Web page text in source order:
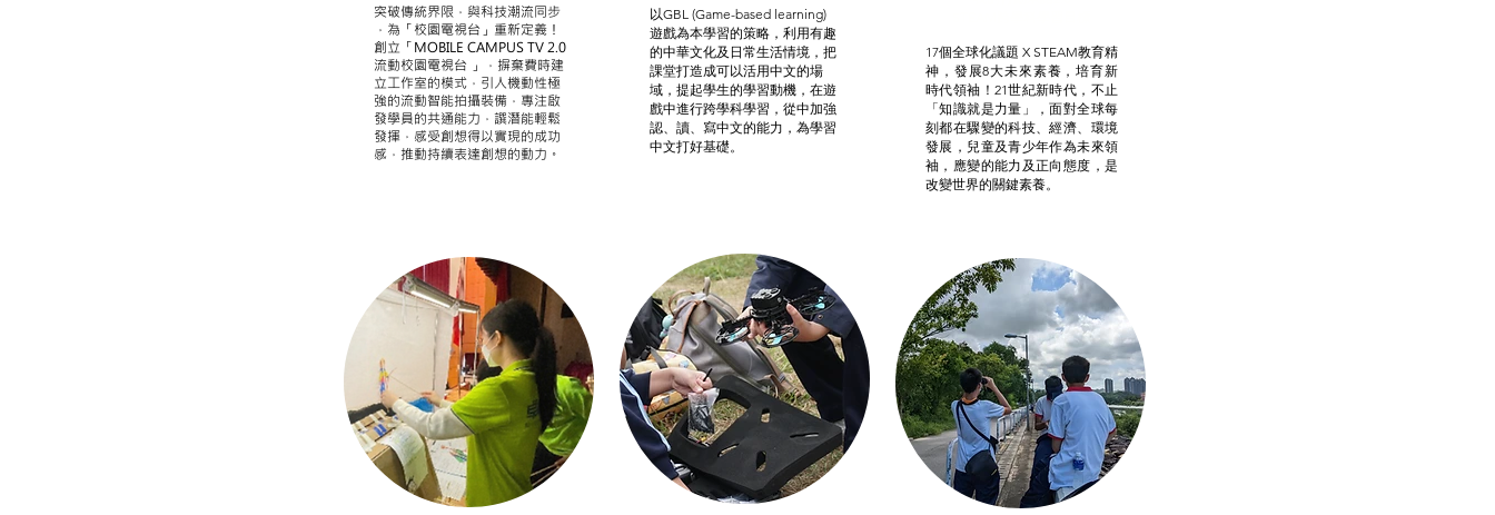
突破傳統界限，與科技潮流同步
，為「校園電視台」重新定義！
創立「MOBILE CAMPUS TV 2.0
流動校園電視台 」，摒棄費時建
立工作室的模式，引人機動性極
強的流動智能拍攝裝備，專注啟
發學員的共通能力，譔潛能輕鬆
發揮，感受創想得以實現的成功
感，推動持續表達創想的動力。
以GBL (Game-based learning)
遊戲為本學習的策略，利用有趣
的中華文化及日常生活情境，把
課堂打造成可以活用中文的場
域，提起學生的學習動機，在遊
戲中進行跨學科學習，從中加強
認、讀、寫中文的能力，為學習
中文打好基礎。
17個全球化議題 X STEAM教育精
神，發展8大未來素養，培育新
時代領袖！21世紀新時代，不止
「知識就是力量」，面對全球每
刻都在驟變的科技、經濟、環境
發展，兒童及青少年作為未來領
袖，應變的能力及正向態度，是
改變世界的關鍵素養。